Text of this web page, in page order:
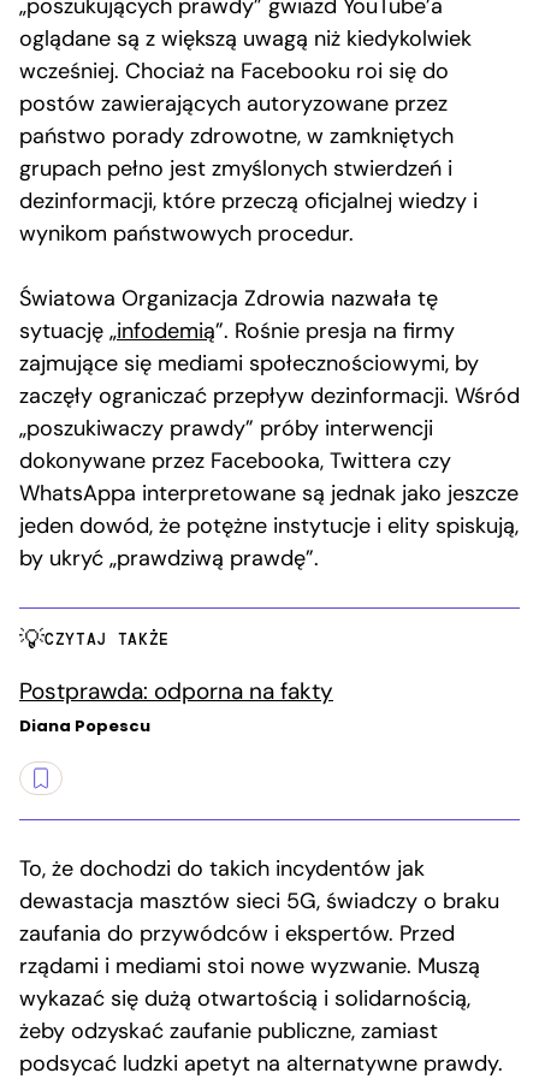
„poszukujących prawdy” gwiazd YouTube’a
oglądane są z większą uwagą niż kiedykolwiek
wcześniej. Chociaż na Facebooku roi się do
postów zawierających autoryzowane przez
państwo porady zdrowotne, w zamkniętych
grupach pełno jest zmyślonych stwierdzeń i
dezinformacji, które przeczą oficjalnej wiedzy i
wynikom państwowych procedur.
Światowa Organizacja Zdrowia nazwała tę
sytuację „infodemią”. Rośnie presja na firmy
zajmujące się mediami społecznościowymi, by
zaczęły ograniczać przepływ dezinformacji. Wśród
„poszukiwaczy prawdy” próby interwencji
dokonywane przez Facebooka, Twittera czy
WhatsAppa interpretowane są jednak jako jeszcze
jeden dowód, że potężne instytucje i elity spiskują,
by ukryć „prawdziwą prawdę”.
CZYTAJ TAKŻE
Postprawda: odporna na fakty
Diana Popescu
To, że dochodzi do takich incydentów jak
dewastacja masztów sieci 5G, świadczy o braku
zaufania do przywódców i ekspertów. Przed
rządami i mediami stoi nowe wyzwanie. Muszą
wykazać się dużą otwartością i solidarnością,
żeby odzyskać zaufanie publiczne, zamiast
podsycać ludzki apetyt na alternatywne prawdy.